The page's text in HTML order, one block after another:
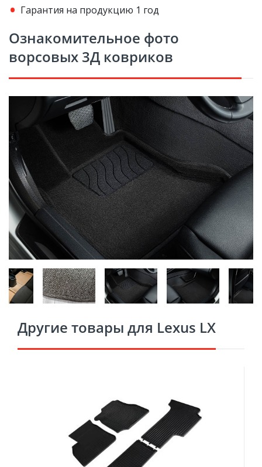
Гарантия на продукцию 1 год
Ознакомительное фото
ворсовых 3Д ковриков
Другие товары для Lexus LX